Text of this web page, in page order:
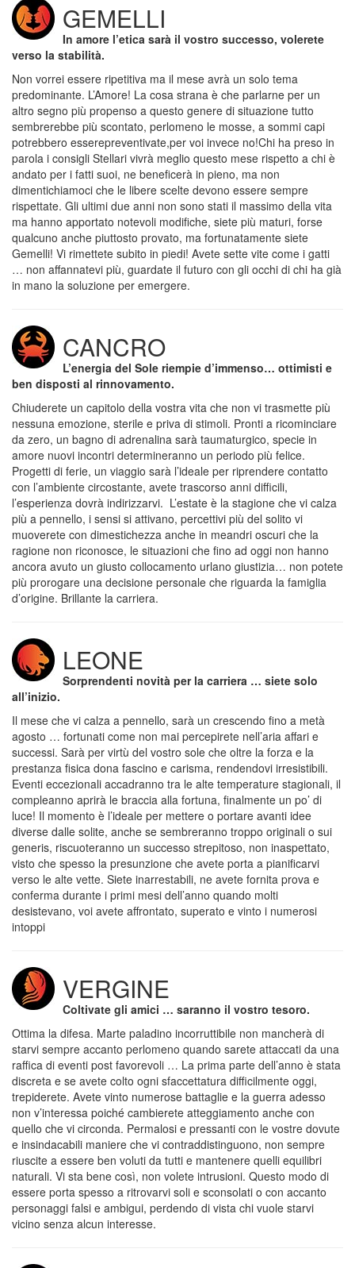
GEMELLI
In amore l’etica sarà il vostro successo, volerete
verso la stabilità.
Non vorrei essere ripetitiva ma il mese avrà un solo tema
predominante. L’Amore! La cosa strana è che parlarne per un
altro segno più propenso a questo genere di situazione tutto
sembrerebbe più scontato, perlomeno le mosse, a sommi capi
potrebbero esserepreventivate,per voi invece no!Chi ha preso in
parola i consigli Stellari vivrà meglio questo mese rispetto a chi è
andato per i fatti suoi, ne beneficerà in pieno, ma non
dimentichiamoci che le libere scelte devono essere sempre
rispettate. Gli ultimi due anni non sono stati il massimo della vita
ma hanno apportato notevoli modifiche, siete più maturi, forse
qualcuno anche piuttosto provato, ma fortunatamente siete
Gemelli! Vi rimettete subito in piedi! Avete sette vite come i gatti
… non affannatevi più, guardate il futuro con gli occhi di chi ha già
in mano la soluzione per emergere.
CANCRO
L’energia del Sole riempie d’immenso… ottimisti e
ben disposti al rinnovamento.
Chiuderete un capitolo della vostra vita che non vi trasmette più
nessuna emozione, sterile e priva di stimoli. Pronti a ricominciare
da zero, un bagno di adrenalina sarà taumaturgico, specie in
amore nuovi incontri determineranno un periodo più felice.
Progetti di ferie, un viaggio sarà l’ideale per riprendere contatto
con l’ambiente circostante, avete trascorso anni difficili,
l’esperienza dovrà indirizzarvi. L’estate è la stagione che vi calza
più a pennello, i sensi si attivano, percettivi più del solito vi
muoverete con dimestichezza anche in meandri oscuri che la
ragione non riconosce, le situazioni che fino ad oggi non hanno
ancora avuto un giusto collocamento urlano giustizia… non potete
più prorogare una decisione personale che riguarda la famiglia
d’origine. Brillante la carriera.
LEONE
Sorprendenti novità per la carriera … siete solo
all’inizio.
Il mese che vi calza a pennello, sarà un crescendo fino a metà
agosto … fortunati come non mai percepirete nell’aria affari e
successi. Sarà per virtù del vostro sole che oltre la forza e la
prestanza fisica dona fascino e carisma, rendendovi irresistibili.
Eventi eccezionali accadranno tra le alte temperature stagionali, il
compleanno aprirà le braccia alla fortuna, finalmente un po’ di
luce! Il momento è l’ideale per mettere o portare avanti idee
diverse dalle solite, anche se sembreranno troppo originali o sui
generis, riscuoteranno un successo strepitoso, non inaspettato,
visto che spesso la presunzione che avete porta a pianificarvi
verso le alte vette. Siete inarrestabili, ne avete fornita prova e
conferma durante i primi mesi dell’anno quando molti
desistevano, voi avete affrontato, superato e vinto i numerosi
intoppi
VERGINE
Coltivate gli amici … saranno il vostro tesoro.
Ottima la difesa. Marte paladino incorruttibile non mancherà di
starvi sempre accanto perlomeno quando sarete attaccati da una
raffica di eventi post favorevoli … La prima parte dell’anno è stata
discreta e se avete colto ogni sfaccettatura difficilmente oggi,
trepiderete. Avete vinto numerose battaglie e la guerra adesso
non v’interessa poiché cambierete atteggiamento anche con
quello che vi circonda. Permalosi e pressanti con le vostre dovute
e insindacabili maniere che vi contraddistinguono, non sempre
riuscite a essere ben voluti da tutti e mantenere quelli equilibri
naturali. Vi sta bene così, non volete intrusioni. Questo modo di
essere porta spesso a ritrovarvi soli e sconsolati o con accanto
personaggi falsi e ambigui, perdendo di vista chi vuole starvi
vicino senza alcun interesse.